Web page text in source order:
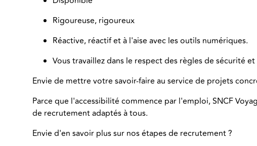
Rigoureuse, rigoureux
Réactive, réactif et à l'aise avec les outils numériques.
Vous travaillez dans le respect des règles de sécurité
Envie de mettre votre savoir-faire au service de projets
Parce que l'accessibilité commence par l'emploi, SNCF
de recrutement adaptés à tous.
Envie d'en savoir plus sur nos étapes de recrutement ?